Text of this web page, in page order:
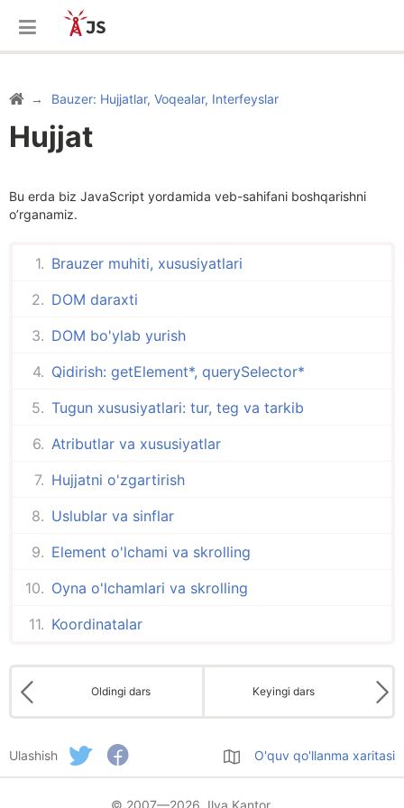
Bauzer: Hujjatlar, Voqealar, Interfeyslar
Hujjat
Bu erda biz JavaScript yordamida veb-sahifani boshqarishni
o’rganamiz.
Brauzer muhiti, xususiyatlari
DOM daraxti
DOM bo'ylab yurish
Qidirish: getElement*, querySelector*
Tugun xususiyatlari: tur, teg va tarkib
Atributlar va xususiyatlar
Hujjatni o'zgartirish
Uslublar va sinflar
Element o'lchami va skrolling
Oyna o'lchamlari va skrolling
Koordinatalar
Oldingi dars Keyingi dars
Ulashish O'quv qo'llanma xaritasi
© 2007—2026 Ilya Kantor